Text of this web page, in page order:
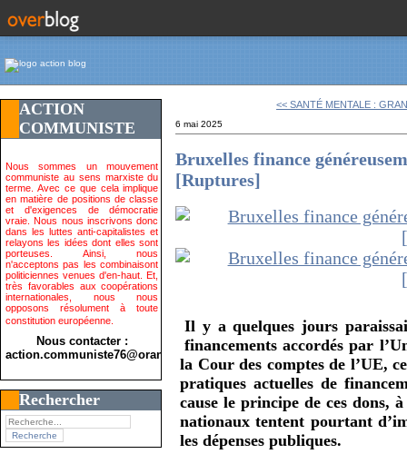
ACTION
COMMUNISTE
Nous sommes un mouvement
communiste au sens marxiste du
terme. Avec ce que cela implique
en matière de positions de classe
et d'exigences de démocratie
vraie. Nous nous inscrivons donc
dans les luttes anti-capitalistes et
relayons les idées dont elles sont
porteuses. Ainsi, nous
n'acceptons pas les combinaisont
politiciennes venues d'en-haut. Et,
très favorables aux coopérations
internationales, nous nous
opposons résolument à toute
constitution européenne.
Nous contacter :
action.communiste76@orange.fr>
Rechercher
<< SANTÉ MENTALE :
6 mai 2025
Bruxelles finance
[Ruptures]
Il y a quelques jours
financements accordés par
la Cour des comptes de l’UE,
pratiques actuelles de
cause le principe de ces dons,
nationaux tentent pourtant
les dépenses publiques.